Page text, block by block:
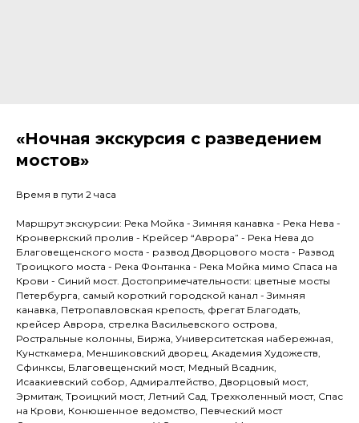
«Ночная экскурсия с разведением
мостов»
Время в пути 2 часа
Маршрут экскурсии: Река Мойка - Зимняя канавка - Река Нева -
Кронверкский пролив - Крейсер “Аврора” - Река Нева до
Благовещенского моста - развод Дворцового моста - Развод
Троицкого моста - Река Фонтанка - Река Мойка мимо Спаса на
Крови - Синий мост. Достопримечательности: цветные мосты
Петербурга, самый короткий городской канал - Зимняя
канавка, Петропавловская крепость, фрегат Благодать,
крейсер Аврора, стрелка Васильевского острова,
Ростральные колонны, Биржа, Университетская набережная,
Кунсткамера, Меншиковский дворец, Академия Художеств,
Сфинксы, Благовещенский мост, Медный Всадник,
Исаакиевский собор, Адмиралтейство, Дворцовый мост,
Эрмитаж, Троицкий мост, Летний Сад, Трехколенный мост, Спас
на Крови, Конюшенное ведомство, Певческий мост